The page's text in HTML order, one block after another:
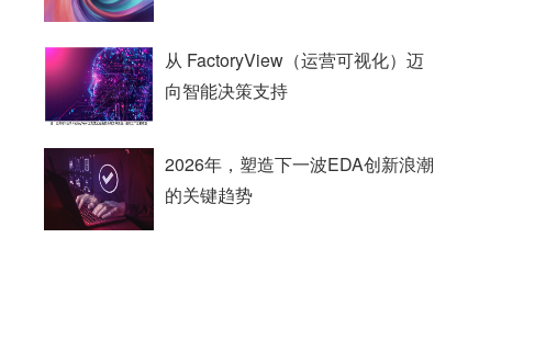
从 FactoryView（运营可视化）迈
向智能决策支持
2026年，塑造下一波EDA创新浪潮
的关键趋势